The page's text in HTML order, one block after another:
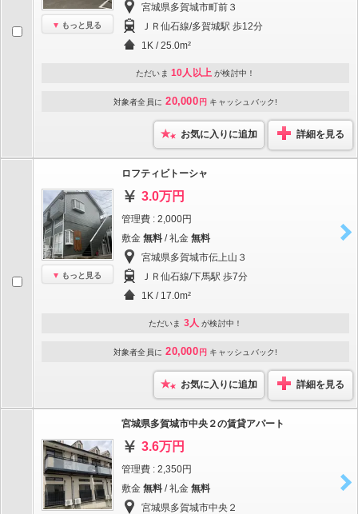
もっと見る
宮城県多賀城市町前３
ＪＲ仙石線/多賀城駅 歩12分
1K / 25.0m²
ただいま 10人以上 が検討中！
対象者全員に 20,000 円 キャッシュバック!
お気に入りに追加 詳細を見る
もっと見る
ロフティビトーシャ
3.0万円
管理費 : 2,000円
敷金 無料 / 礼金 無料
宮城県多賀城市伝上山３
ＪＲ仙石線/下馬駅 歩7分
1K / 17.0m²
ただいま 3人 が検討中！
対象者全員に 20,000 円 キャッシュバック!
お気に入りに追加 詳細を見る
宮城県多賀城市中央２の賃貸アパート
3.6万円
管理費 : 2,350円
敷金 無料 / 礼金 無料
宮城県多賀城市中央２